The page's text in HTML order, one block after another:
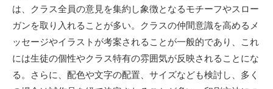
は、クラス全員の意見を集約し象徴となるモチーフやスロー
ガンを取り入れることが多い。クラスの仲間意識を高めるメ
ッセージやイラストが考案されることが一般的であり、これ
には生徒の個性やクラス特有の雰囲気が反映されることにな
る。さらに、配色や文字の配置、サイズなども検討し、多く